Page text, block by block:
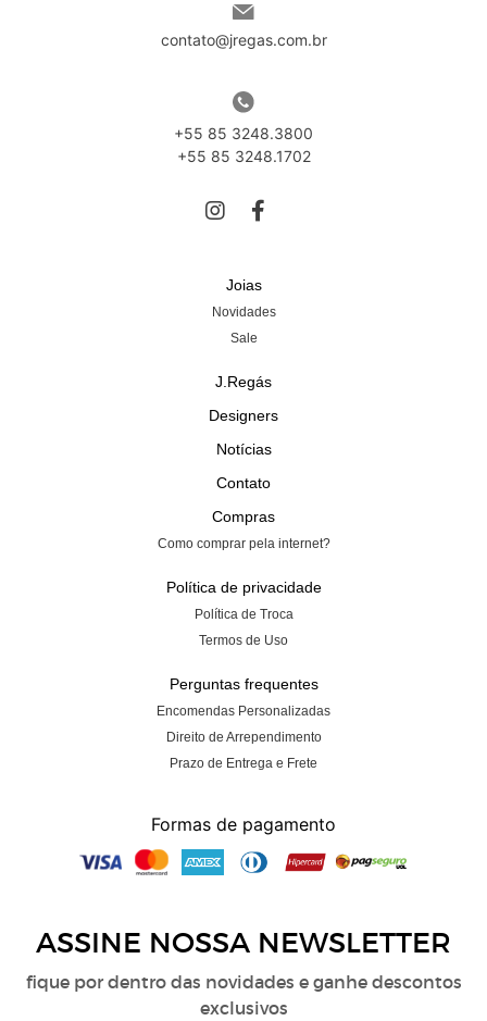
contato@jregas.com.br
+55 85 3248.3800
+55 85 3248.1702
Joias
Novidades
Sale
J.Regás
Designers
Notícias
Contato
Compras
Como comprar pela internet?
Política de privacidade
Política de Troca
Termos de Uso
Perguntas frequentes
Encomendas Personalizadas
Direito de Arrependimento
Prazo de Entrega e Frete
Formas de pagamento
ASSINE NOSSA NEWSLETTER
fique por dentro das novidades e ganhe descontos
exclusivos